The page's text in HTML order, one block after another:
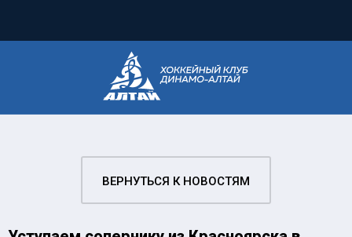
ВЕРНУТЬСЯ К НОВОСТЯМ